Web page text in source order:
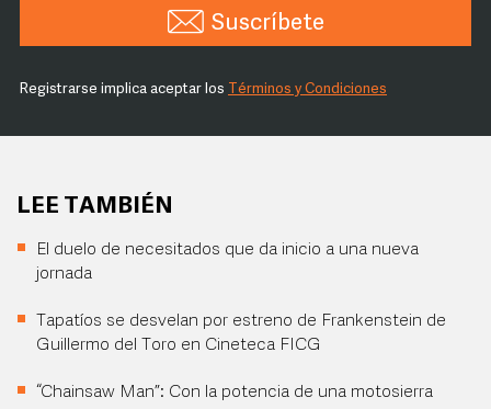
Suscríbete
Registrarse implica aceptar los Términos y Condiciones
LEE TAMBIÉN
El duelo de necesitados que da inicio a una nueva
jornada
Tapatíos se desvelan por estreno de Frankenstein de
Guillermo del Toro en Cineteca FICG
“Chainsaw Man”: Con la potencia de una motosierra